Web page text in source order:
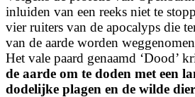
inluiden van een reeks niet te
vier ruiters van de apocalyps die
van de aarde worden
Het vale paard genaamd ‘Dood’
de aarde om te doden met een
dodelijke plagen en de wilde